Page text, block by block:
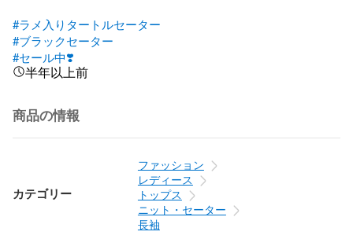
#ラメ入りタートルセーター
#ブラックセーター
#セール中❣️
半年以上前
商品の情報
カテゴリー
ファッション
レディース
トップス
ニット・セーター
長袖